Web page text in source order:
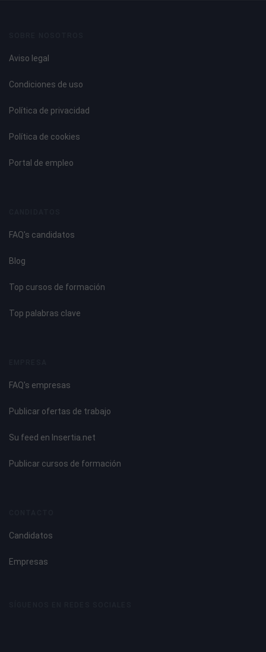
Aviso legal
Condiciones de uso
Política de privacidad
Política de cookies
Portal de empleo
FAQ's candidatos
Blog
Top cursos de formación
Top palabras clave
FAQ's empresas
Publicar ofertas de trabajo
Su feed en Insertia.net
Publicar cursos de formación
Candidatos
Empresas